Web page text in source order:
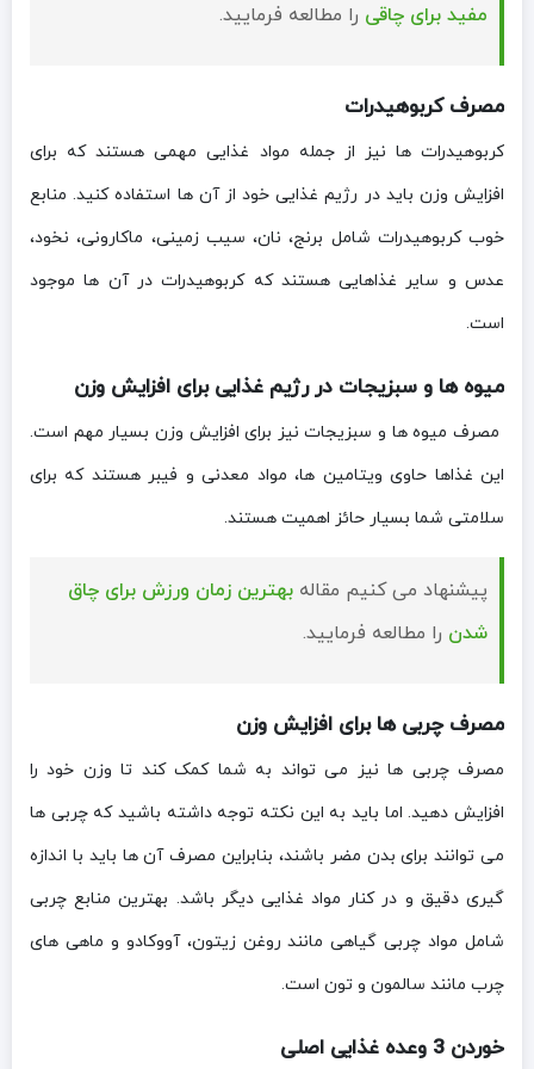
مفید برای چاقی را مطالعه فرمایید.
مصرف کربوهیدرات
کربوهیدرات ها نیز از جمله مواد غذایی مهمی هستند که برای
افزایش وزن باید در رژیم غذایی خود از آن ها استفاده کنید. منابع
خوب کربوهیدرات شامل برنج، نان، سیب زمینی، ماکارونی، نخود،
عدس و سایر غذاهایی هستند که کربوهیدرات در آن ها موجود
است.
میوه ‌ها و سبزیجات در رژیم غذایی برای افزایش وزن
مصرف میوه ‌ها و سبزیجات نیز برای افزایش وزن بسیار مهم است.
این غذاها حاوی ویتامین ‌ها، مواد معدنی و فیبر هستند که برای
سلامتی شما بسیار حائز اهمیت هستند.
پیشنهاد می کنیم مقاله بهترین زمان ورزش برای چاق
شدن را مطالعه فرمایید.
مصرف چربی ها برای افزایش وزن
مصرف چربی ها نیز می تواند به شما کمک کند تا وزن خود را
افزایش دهید. اما باید به این نکته توجه داشته باشید که چربی ها
می توانند برای بدن مضر باشند، بنابراین مصرف آن ها باید با اندازه
گیری دقیق و در کنار مواد غذایی دیگر باشد. بهترین منابع چربی
شامل مواد چربی گیاهی مانند روغن زیتون، آووکادو و ماهی های
چرب مانند سالمون و تون است.
خوردن 3 وعده غذایی اصلی